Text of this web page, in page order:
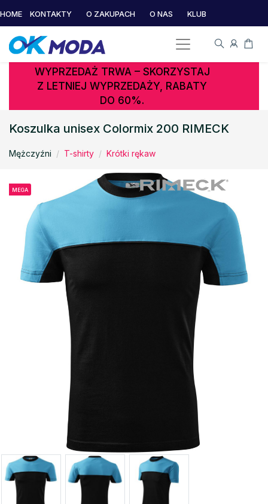
HOME KONTAKTY O ZAKUPACH O NAS KLUB
WYPRZEDAŻ TRWA – SKORZYSTAJ
Z LETNIEJ WYPRZEDAŻY, RABATY
DO 60%.
Koszulka unisex Colormix 200 RIMECK
Mężczyźni T-shirty Krótki rękaw
MEGA